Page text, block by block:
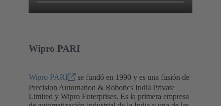
Wipro PARI
Wipro PARI
se fundó en 1990 y es una fusión de
Precision Automation & Robotics India Private
Limited y Wipro Enterprises. Es la primera empresa